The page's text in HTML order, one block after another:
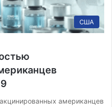
США
американцев